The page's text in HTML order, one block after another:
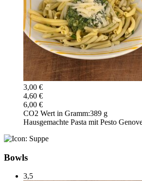
3,00 €
4,60 €
6,00 €
CO2 Wert in Gramm:389 g
Hausgemachte Pasta mit Pesto
Bowls
3,5